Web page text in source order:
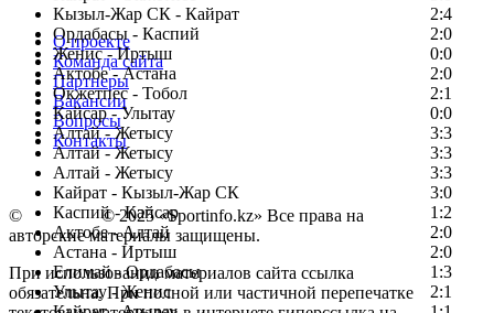
Кызыл-Жар СК - Кайрат
2:4
Ордабасы - Каспий
2:0
Женис - Иртыш
0:0
Актобе - Астана
2:0
Окжетпес - Тобол
2:1
Кайсар - Улытау
0:0
Алтай - Жетысу
3:3
Алтай - Жетысу
3:3
Алтай - Жетысу
3:3
Кайрат - Кызыл-Жар СК
3:0
Каспий - Кайсар
1:2
Актобе - Алтай
2:0
Астана - Иртыш
2:0
Елимай - Ордабасы
1:3
Улытау - Женис
2:1
О проекте
Команда сайта
Партнеры
Вакансии
Вопросы
Контакты
© Copyright© 2025 «Sportinfo.kz» Все права на
авторские материалы защищены.
При использовании материалов сайта ссылка
обязательна. При полной или частичной перепечатке